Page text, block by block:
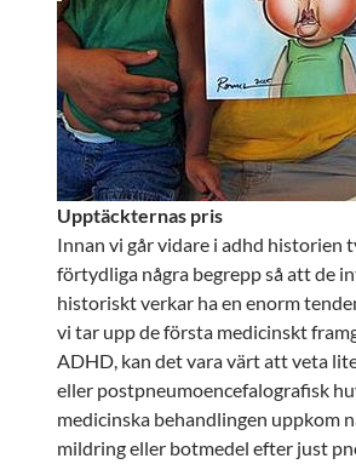
Upptäckternas pris
Innan vi går vidare i adhd historien
förtydliga några begrepp så att de
historiskt verkar ha en enorm
vi tar upp de första medicinskt
ADHD, kan det vara värt att veta
eller postpneumoencefalografisk
medicinska behandlingen uppkom
mildring eller botmedel efter just